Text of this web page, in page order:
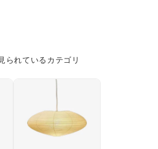
られているカテゴリ